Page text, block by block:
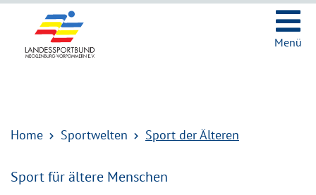
Menü
Home Sportwelten Sport der Älteren
Sport für ältere Menschen